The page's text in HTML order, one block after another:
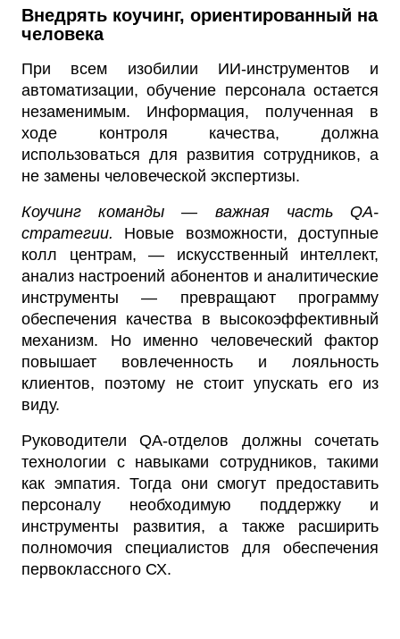
Внедрять коучинг, ориентированный на
человека
При всем изобилии ИИ-инструментов и
автоматизации, обучение персонала остается
незаменимым. Информация, полученная в
ходе контроля качества, должна
использоваться для развития сотрудников, а
не замены человеческой экспертизы.
Коучинг команды — важная часть QA-
стратегии. Новые возможности, доступные
колл центрам, — искусственный интеллект,
анализ настроений абонентов и аналитические
инструменты — превращают программу
обеспечения качества в высокоэффективный
механизм. Но именно человеческий фактор
повышает вовлеченность и лояльность
клиентов, поэтому не стоит упускать его из
виду.
Руководители QA-отделов должны сочетать
технологии с навыками сотрудников, такими
как эмпатия. Тогда они смогут предоставить
персоналу необходимую поддержку и
инструменты развития, а также расширить
полномочия специалистов для обеспечения
первоклассного СХ.